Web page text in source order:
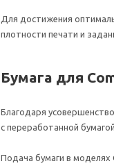
Для достижения
плотности печати и
Бумага для
Благодаря
с переработанной
Подача бумаги в моделях